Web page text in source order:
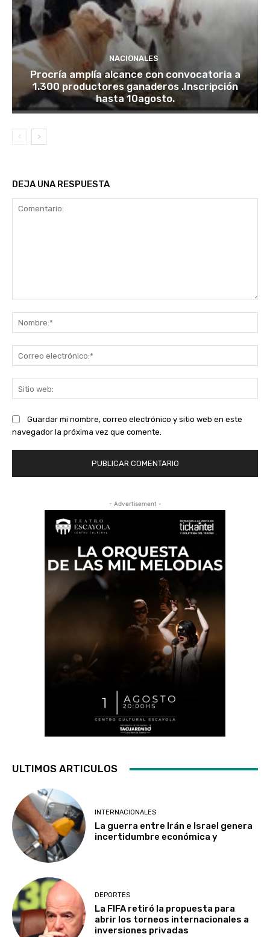
NACIONALES
Procría amplía alcance con convocatoria a
1.300 productores ganaderos .Inscripción
hasta 10agosto.
DEJA UNA RESPUESTA
Guardar mi nombre, correo electrónico y sitio web en este
navegador la próxima vez que comente.
- Advertisement -
ULTIMOS ARTICULOS
INTERNACIONALES
La guerra entre Irán e Israel genera
incertidumbre económica y
DEPORTES
La FIFA retiró la propuesta para
abrir los torneos internacionales a
inversiones privadas